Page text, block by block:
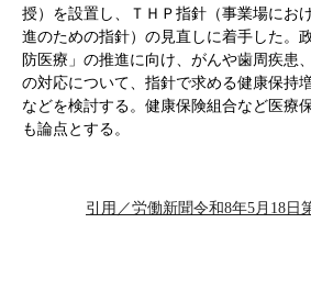
授）を設置し、ＴＨＰ指針（事業場にお
進のための指針）の見直しに着手した。
防医療」の推進に向け、がんや歯周疾患
の対応について、指針で求める健康保持
などを検討する。健康保険組合など医療
も論点とする。
引用／労働新聞令和8年5月18日